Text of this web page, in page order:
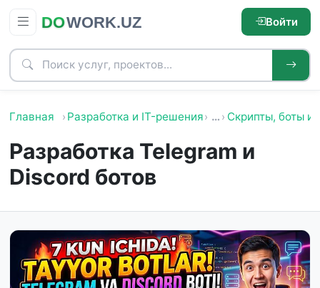
Войти
Главная Разработка и IT-решения … Скрипты, боты и
Разработка Telegram и
Discord ботов